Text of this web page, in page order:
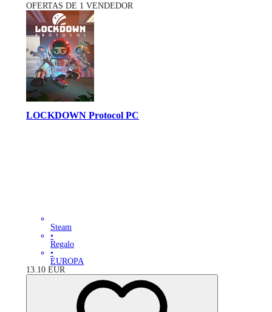
OFERTAS DE 1 VENDEDOR
LOCKDOWN Protocol PC
Steam
•
Regalo
•
EUROPA
13.10 EUR